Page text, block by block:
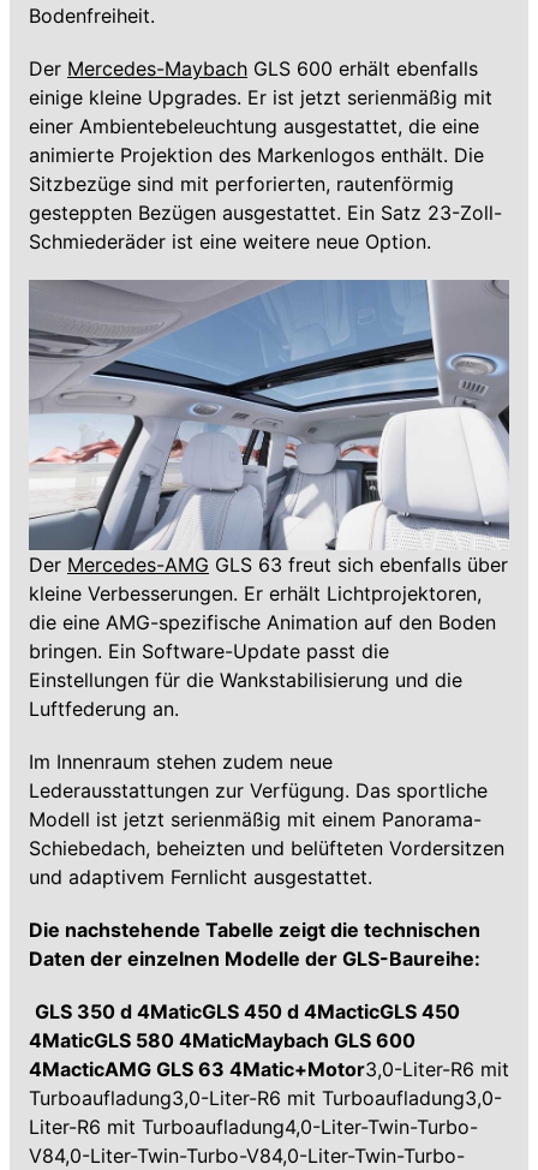
Bodenfreiheit.
Der Mercedes-Maybach GLS 600 erhält ebenfalls
einige kleine Upgrades. Er ist jetzt serienmäßig mit
einer Ambientebeleuchtung ausgestattet, die eine
animierte Projektion des Markenlogos enthält. Die
Sitzbezüge sind mit perforierten, rautenförmig
gesteppten Bezügen ausgestattet. Ein Satz 23-Zoll-
Schmiederäder ist eine weitere neue Option.
Der Mercedes-AMG GLS 63 freut sich ebenfalls über
kleine Verbesserungen. Er erhält Lichtprojektoren,
die eine AMG-spezifische Animation auf den Boden
bringen. Ein Software-Update passt die
Einstellungen für die Wankstabilisierung und die
Luftfederung an.
Im Innenraum stehen zudem neue
Lederausstattungen zur Verfügung. Das sportliche
Modell ist jetzt serienmäßig mit einem Panorama-
Schiebedach, beheizten und belüfteten Vordersitzen
und adaptivem Fernlicht ausgestattet.
Die nachstehende Tabelle zeigt die technischen
Daten der einzelnen Modelle der GLS-Baureihe:
GLS 350 d 4MaticGLS 450 d 4MacticGLS 450
4MaticGLS 580 4MaticMaybach GLS 600
4MacticAMG GLS 63 4Matic+Motor3,0-Liter-R6 mit
Turboaufladung3,0-Liter-R6 mit Turboaufladung3,0-
Liter-R6 mit Turboaufladung4,0-Liter-Twin-Turbo-
V84,0-Liter-Twin-Turbo-V84,0-Liter-Twin-Turbo-